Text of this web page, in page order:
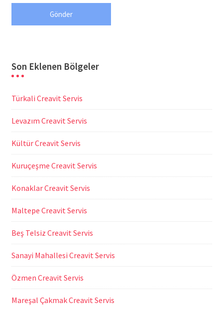
Son Eklenen Bölgeler
Türkali Creavit Servis
Levazım Creavit Servis
Kültür Creavit Servis
Kuruçeşme Creavit Servis
Konaklar Creavit Servis
Maltepe Creavit Servis
Beş Telsiz Creavit Servis
Sanayi Mahallesi Creavit Servis
Özmen Creavit Servis
Mareşal Çakmak Creavit Servis